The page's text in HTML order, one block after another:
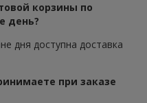
корзины по
день?
дня доступна доставка
при заказе